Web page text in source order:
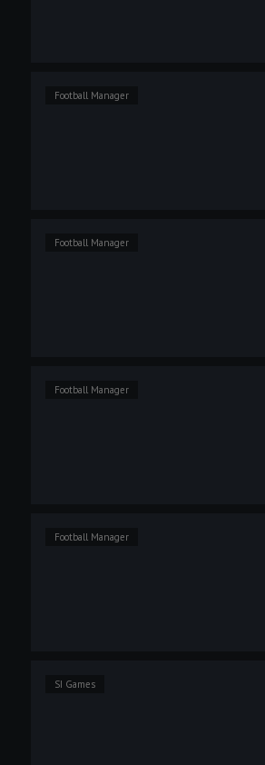
Football Manager
Football Manager
Football Manager
Football Manager
SI Games